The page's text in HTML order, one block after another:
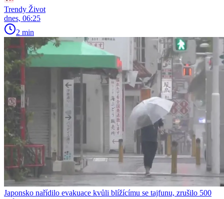
Trendy Život
dnes, 06:25
2 min
Japonsko nařídilo evakuace kvůli blížícímu se tajfunu, zrušilo 500